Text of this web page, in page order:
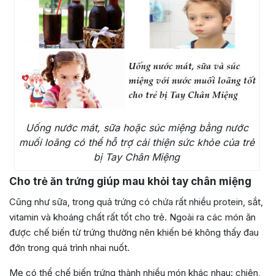
Uống nước mát, sữa hoặc súc miệng bằng nước
muối loãng có thể hỗ trợ cải thiện sức khỏe của trẻ
bị Tay Chân Miệng
Cho trẻ ăn trứng giúp mau khỏi tay chân miệng
Cũng như sữa, trong quả trứng có chứa rất nhiều protein, sắt,
vitamin và khoáng chất rất tốt cho trẻ. Ngoài ra các món ăn
được chế biến từ trứng thường nên khiến bé không thấy đau
đớn trong quá trình nhai nuốt.
Mẹ có thể chế biến trứng thành nhiều món khác nhau: chiên,